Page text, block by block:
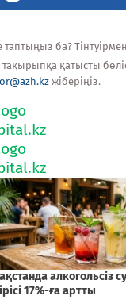
таптыңыз ба?
қатысты
жіберіңіз.